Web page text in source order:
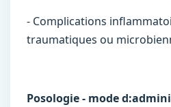
- Complications
traumatiques ou
Posologie - mode